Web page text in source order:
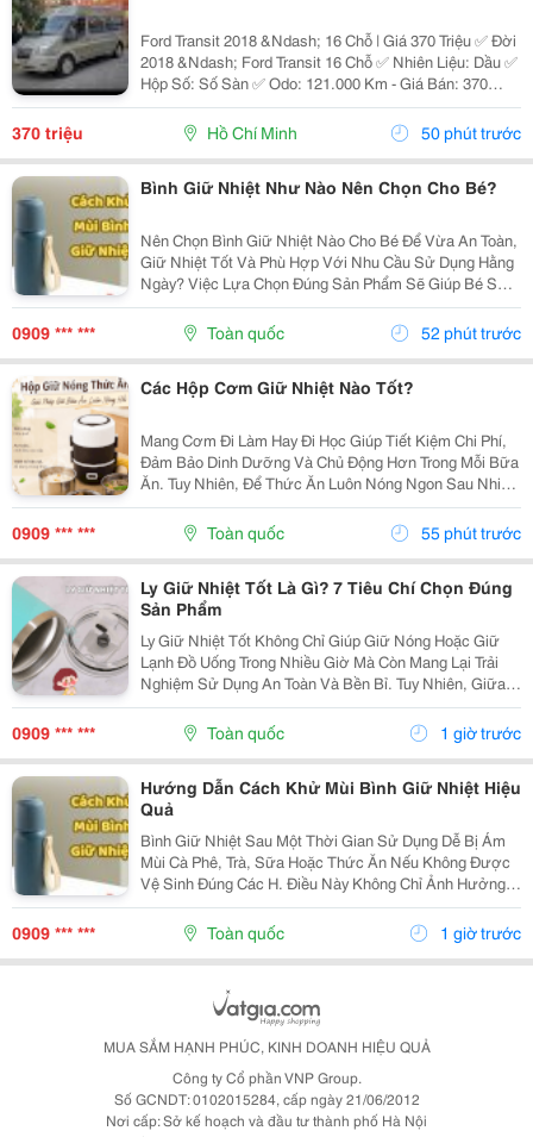
Ford Transit 2018 &Ndash; 16 Chỗ | Giá 370 Triệu ✅ Đời
2018 &Ndash; Ford Transit 16 Chỗ ✅ Nhiên Liệu: Dầu ✅
Hộp Số: Số Sàn ✅ Odo: 121.000 Km - Giá Bán: 370
Triệu - Xem Xe: 76/45/14 Đường 19, P. Linh Chiểu, Tp.
370 triệu Hồ Chí Minh 50 phút trước
Bình Giữ Nhiệt Như Nào Nên Chọn Cho Bé?
Nên Chọn Bình Giữ Nhiệt Nào Cho Bé Để Vừa An Toàn,
Giữ Nhiệt Tốt Và Phù Hợp Với Nhu Cầu Sử Dụng Hằng
Ngày? Việc Lựa Chọn Đúng Sản Phẩm Sẽ Giúp Bé Sử
Dụng Thuận Tiện Hơn Và Cha Mẹ Cũng Yên Tâm Hơn.
Cùng Khám Phá 7 Tiêu Chí Quan Trọng Ngay Dưới Đây
0909 *** *** Toàn quốc 52 phút trước
Các Hộp Cơm Giữ Nhiệt Nào Tốt?
Mang Cơm Đi Làm Hay Đi Học Giúp Tiết Kiệm Chi Phí,
Đảm Bảo Dinh Dưỡng Và Chủ Động Hơn Trong Mỗi Bữa
Ăn. Tuy Nhiên, Để Thức Ăn Luôn Nóng Ngon Sau Nhiều
Giờ, Việc Lựa Chọn Một Chiếc Hộp Cơm Giữ Nhiệt Nào
Tốt Là Điều Rất Quan Trọng. Bài Viết Dưới Đây Sẽ...
0909 *** *** Toàn quốc 55 phút trước
Ly Giữ Nhiệt Tốt Là Gì? 7 Tiêu Chí Chọn Đúng
Sản Phẩm
Ly Giữ Nhiệt Tốt Không Chỉ Giúp Giữ Nóng Hoặc Giữ
Lạnh Đồ Uống Trong Nhiều Giờ Mà Còn Mang Lại Trải
Nghiệm Sử Dụng An Toàn Và Bền Bỉ. Tuy Nhiên, Giữa
Hàng Trăm Mẫu Mã Trên Thị Trường, Không Phải Sản
Phẩm Nào Cũng Đáp Ứng Được Chất Lượng Như Mong
0909 *** *** Toàn quốc 1 giờ trước
Hướng Dẫn Cách Khử Mùi Bình Giữ Nhiệt Hiệu
Quả
Bình Giữ Nhiệt Sau Một Thời Gian Sử Dụng Dễ Bị Ám
Mùi Cà Phê, Trà, Sữa Hoặc Thức Ăn Nếu Không Được
Vệ Sinh Đúng Các H. Điều Này Không Chỉ Ảnh Hưởng
Đến Hương Vị Đồ Uống Mà Còn Gây Mất Vệ Sinh. Hãy
Cùng Tìm Hiểu Những Cách Khử Mùi Bình Giữ Nhiệt
0909 *** *** Toàn quốc 1 giờ trước
MUA SẮM HẠNH PHÚC, KINH DOANH HIỆU QUẢ
Công ty Cổ phần VNP Group.
Số GCNDT: 0102015284, cấp ngày 21/06/2012
Nơi cấp: Sở kế hoạch và đầu tư thành phố Hà Nội